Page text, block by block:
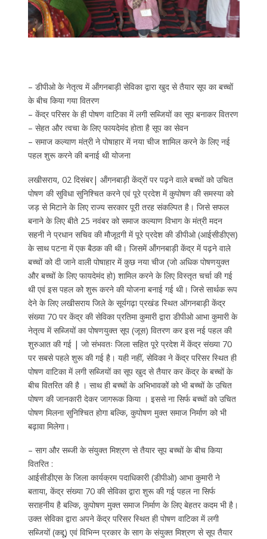
– डीपीओ के नेतृत्व में ऑंगनबाड़ी सेविका द्वारा खुद से तैयार सूप का बच्चों
के बीच किया गया वितरण
– केंद्र परिसर के ही पोषण वाटिका में लगी सब्जियों का सूप बनाकर वितरण
– सेहत और त्वचा के लिए फायदेमंद होता है सूप का सेवन
– समाज कल्याण मंत्री ने पोषाहार में नया चीज शामिल करने के लिए नई
पहल शुरू करने की बनाई थी योजना
लखीसराय, 02 दिसंबर| ऑंगनबाड़ी केंद्रों पर पढ़ने वाले बच्चों को उचित
पोषण की सुविधा सुनिश्चित करने एवं पूरे प्रदेश में कुपोषण की समस्या को
जड़ से मिटाने के लिए राज्य सरकार पूरी तरह संकल्पित है। जिसे सफल
बनाने के लिए बीते 25 नवंबर को समाज कल्याण विभाग के मंत्री मदन
सहनी ने प्रधान सचिव की मौजूदगी में पूरे प्रदेश की डीपीओ (आईसीडीएस)
के साथ पटना में एक बैठक की थी। जिसमें ऑंगनबाड़ी केंद्र में पढ़ने वाले
बच्चों को दी जाने वाली पोषाहार में कुछ नया चीज (जो अधिक पोषणयुक्त
और बच्चों के लिए फायदेमंद हो) शामिल करने के लिए विस्तृत चर्चा की गई
थी एवं इस पहल को शुरू करने की योजना बनाई गई थी। जिसे सार्थक रूप
देने के लिए लखीसराय जिले के सूर्यगढ़ा प्रखंड स्थित ऑगनबाड़ी केंद्र
संख्या 70 पर केंद्र की सेविका प्रतिमा कुमारी द्वारा डीपीओ आभा कुमारी के
नेतृत्व में सब्जियों का पोषणयुक्त सूप (जूस) वितरण कर इस नई पहल की
शुरुआत की गई | जो संभवतः जिला सहित पूरे प्रदेश में केंद्र संख्या 70
पर सबसे पहले शुरू की गई है। यही नहीं, सेविका ने केंद्र परिसर स्थित ही
पोषण वाटिका में लगी सब्जियों का सूप खुद से तैयार कर केंद्र के बच्चों के
बीच वितरित की है । साथ ही बच्चों के अभिभावकों को भी बच्चों के उचित
पोषण की जानकारी देकर जागरूक किया । इससे ना सिर्फ बच्चों को उचित
पोषण मिलना सुनिश्चित होगा बल्कि, कुपोषण मुक्त समाज निर्माण को भी
बढ़ावा मिलेगा।
– साग और सब्जी के संयुक्त मिश्रण से तैयार सूप बच्चों के बीच किया
वितरित :
आईसीडीएस के जिला कार्यक्रम पदाधिकारी (डीपीओ) आभा कुमारी ने
बताया, केंद्र संख्या 70 की सेविका द्वारा शुरू की गई पहल ना सिर्फ
सराहनीय है बल्कि, कुपोषण मुक्त समाज निर्माण के लिए बेहतर कदम भी है।
उक्त सेविका द्वारा अपने केंद्र परिसर स्थित ही पोषण वाटिका में लगी
सब्जियों (कद्दू) एवं विभिन्न प्रकार के साग के संयुक्त मिश्रण से सूप तैयार